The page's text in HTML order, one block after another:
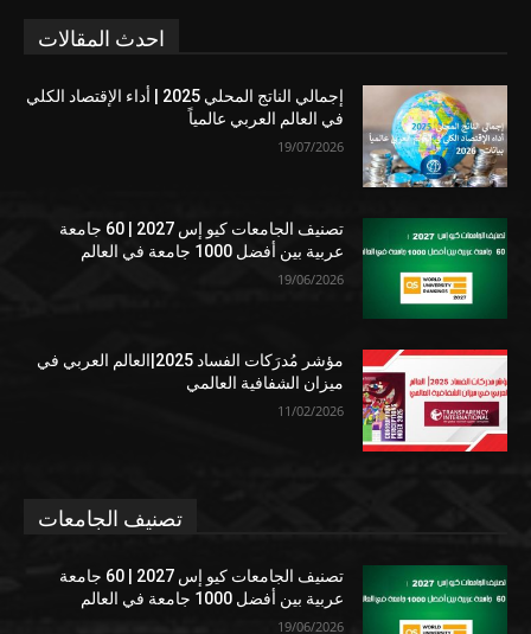
احدث المقالات
إجمالي الناتج المحلي 2025 | أداء الإقتصاد الكلي
في العالم العربي عالمياً
19/07/2026
تصنيف الجامعات كيو إس 2027 | 60 جامعة
عربية بين أفضل 1000 جامعة في العالم
19/06/2026
مؤشر مُدرَكات الفساد 2025|العالم العربي في
ميزان الشفافية العالمي
11/02/2026
تصنيف الجامعات
تصنيف الجامعات كيو إس 2027 | 60 جامعة
عربية بين أفضل 1000 جامعة في العالم
19/06/2026